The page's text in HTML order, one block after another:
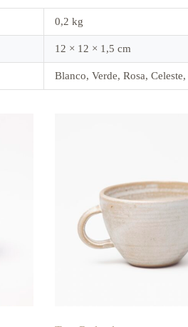
0,2 kg
12 × 12 × 1,5 cm
Blanco, Verde, Rosa,